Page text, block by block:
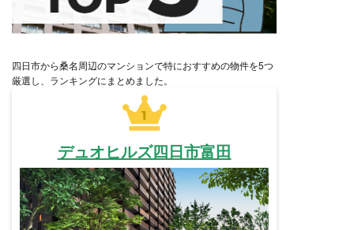
四日市から桑名周辺のマンションで特におすすめの物件を5つ
厳選し、ランキングにまとめました。
デュオヒルズ四日市富田